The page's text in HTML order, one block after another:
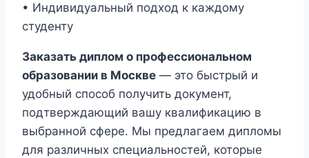
• Индивидуальный подход к каждому
студенту
Заказать диплом о профессиональном
образовании в Москве — это быстрый и
удобный способ получить документ,
подтверждающий вашу квалификацию в
выбранной сфере. Мы предлагаем дипломы
для различных специальностей, которые